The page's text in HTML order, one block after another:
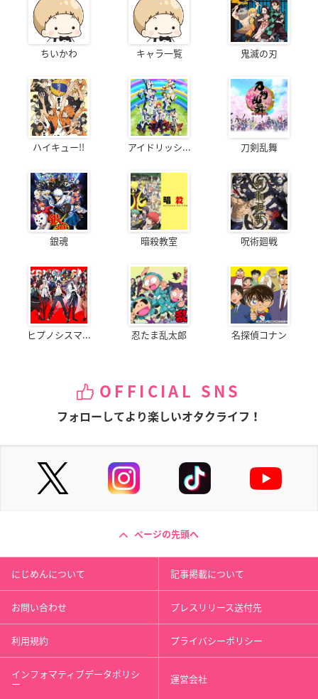
ちいかわ キャラ一覧 鬼滅の刃
ハイキュー!! アイドリッシ... 刀剣乱舞
銀魂 暗殺教室 呪術廻戦
ヒプノシスマ... 忍たま乱太郎 名探偵コナン
OFFICIAL SNS
フォローしてより楽しいオタクライフ！
ページの先頭へ
にじめんについて 記事掲載について
お問い合わせ プレスリリース送付先
利用規約 プライバシーポリシー
インフォマティブデータポリシ
ー 運営会社